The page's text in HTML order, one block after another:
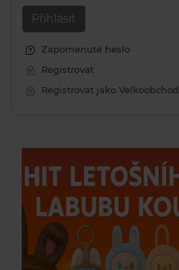
Přihlásit
Zapomenuté heslo
Registrovat
Registrovat jako Velkoobchod